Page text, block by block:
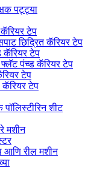
पट्ट्या
टेप
छिद्रित कॅरियर टेप
कॅरियर टेप
फ्लॅट पंच्ड कॅरियर टेप
टेप
टेप
शीट
मशीन
आणि रील मशीन